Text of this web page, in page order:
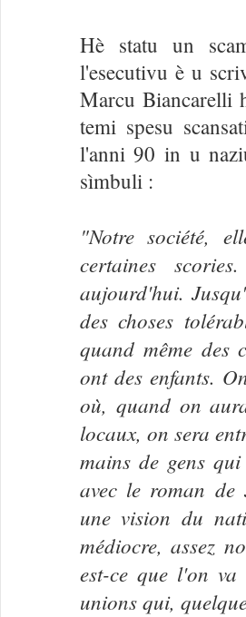
Hè statu un
l'esecutivu è u
Marcu Biancarelli
temi spesu
l'anni 90 in u
sìmbuli :
"Notre société,
certaines
aujourd'hui.
des choses
quand même des
ont des enfants.
où, quand on
locaux, on sera
mains de gens
avec le roman de
une vision du
médiocre, assez
est-ce que l'on
unions qui,